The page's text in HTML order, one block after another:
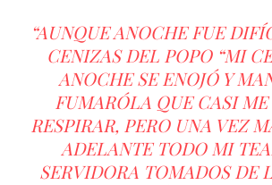
“AUNQUE ANOCHE FUE
CENIZAS DEL POPO “MI
ANOCHE SE ENOJÓ Y
FUMARÓLA QUE CASI ME
RESPIRAR, PERO UNA VEZ
ADELANTE TODO MI
SERVIDORA TOMADOS DE